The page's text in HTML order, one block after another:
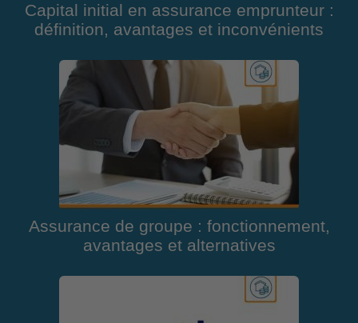
Capital initial en assurance emprunteur :
définition, avantages et inconvénients
Assurance de groupe : fonctionnement,
avantages et alternatives